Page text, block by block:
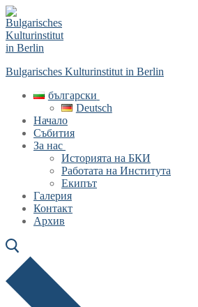
Skip
to
content
Menu
Close
Bulgarisches Kulturinstitut in Berlin
български
Deutsch
Начало
Събития
За нас
Историята на БКИ
Работата на Института
Екипът
Галерия
Контакт
Архив